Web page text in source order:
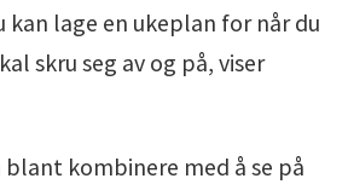
kan lage en ukeplan for når du
skru seg av og på, viser
kombinere med å se på